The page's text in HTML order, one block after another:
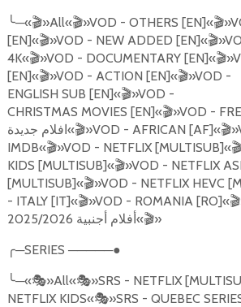
╰─«🎬»All«🎬»VOD - OTHERS [EN]«🎬
[EN]«🎬»VOD - NEW ADDED [EN]«🎬
4K«🎬»VOD - DOCUMENTARY [EN]«🎬
[EN]«🎬»VOD - ACTION [EN]«🎬»VOD -
ENGLISH SUB [EN]«🎬»VOD -
CHRISTMAS MOVIES [EN]«🎬»VOD -
افلام جديدة«🎬»VOD - AFRICAN [AF]«🎬
IMDB«🎬»VOD - NETFLIX [MULTISUB]«🎬
KIDS [MULTISUB]«🎬»VOD - NETFLIX
[MULTISUB]«🎬»VOD - NETFLIX HEVC
- ITALY [IT]«🎬»VOD - ROMANIA [RO]«🎬
أفلام أجنبية 2025/2026«🎬»
╭─SERIES ─────●
╰─«🎭»All«🎭»SRS - NETFLIX
NETFLIX KIDS«🎭»SRS - QUEBEC